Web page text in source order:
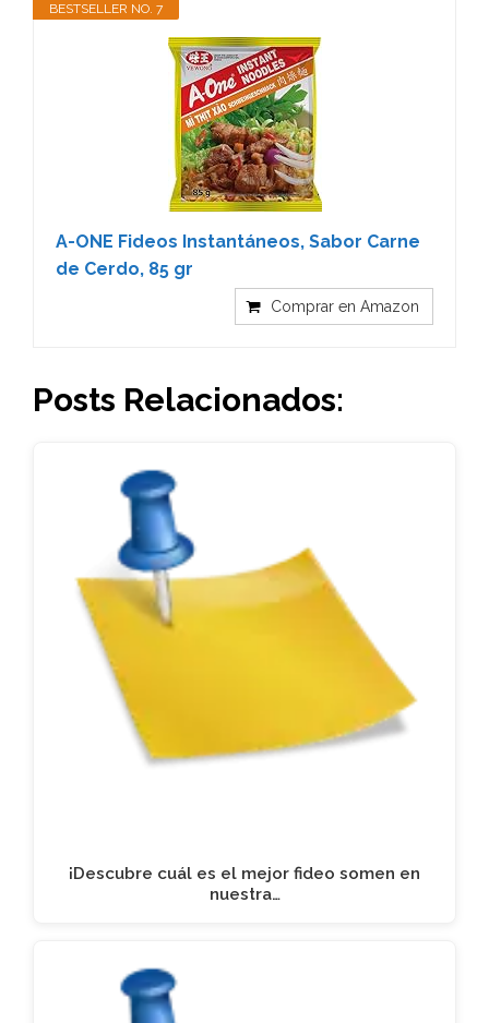
BESTSELLER NO. 7
A-ONE Fideos Instantáneos, Sabor Carne
de Cerdo, 85 gr
Comprar en Amazon
Posts Relacionados:
¡Descubre cuál es el mejor fideo somen en
nuestra…